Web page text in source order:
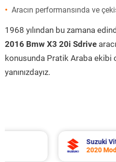
Aracın performansında ve
1968 yılından bu zamana
2016 Bmw X3 20i Sdrive
konusunda Pratik Araba ekibi
yanınızdayız.
Suzuki Vitara
2020 Model 1.4